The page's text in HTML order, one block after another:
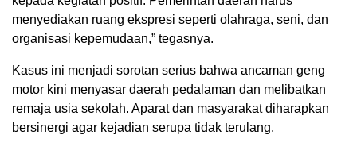
menyediakan ruang ekspresi seperti olahraga, seni, dan
organisasi kepemudaan,” tegasnya.
Kasus ini menjadi sorotan serius bahwa ancaman geng
motor kini menyasar daerah pedalaman dan melibatkan
remaja usia sekolah. Aparat dan masyarakat diharapkan
bersinergi agar kejadian serupa tidak terulang.